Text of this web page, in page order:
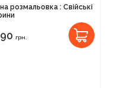
розмальовка : Свійські
грн.